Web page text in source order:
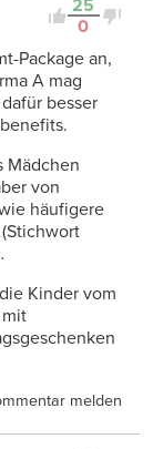
25
0
Package an,
A mag
besser
Mädchen
von
häufigere
Kinder vom
melden